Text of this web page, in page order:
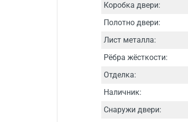
Коробка двери:
Полотно двери:
Лист металла:
Рёбра жёсткости:
Отделка:
Наличник:
Снаружи двери: